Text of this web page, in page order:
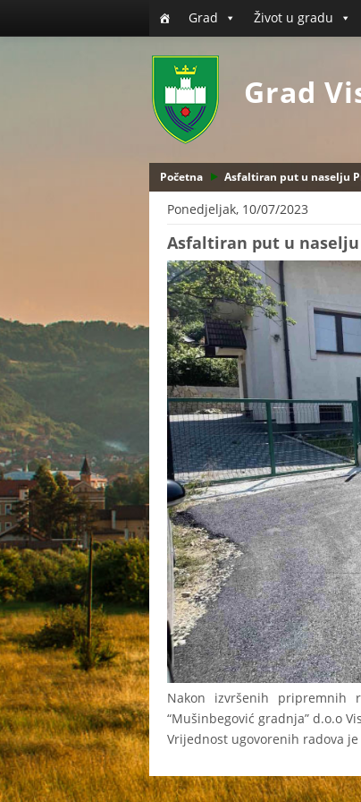
Grad Život u gradu
Grad
Početna Asfaltiran put u naselju
Ponedjeljak, 10/07/2023
Asfaltiran put u
Nakon izvršenih pripremnih
“Mušinbegović gradnja” d.o.o
Vrijednost ugovorenih radova je